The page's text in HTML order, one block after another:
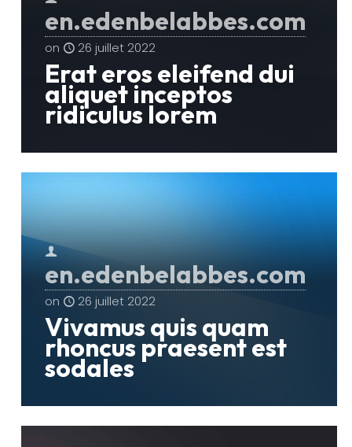
en.edenbelabbes.com
on 26 juillet 2022
Erat eros eleifend dui
aliquet inceptos
ridiculus lorem
en.edenbelabbes.com
on 26 juillet 2022
Vivamus quis quam
rhoncus praesent est
sodales